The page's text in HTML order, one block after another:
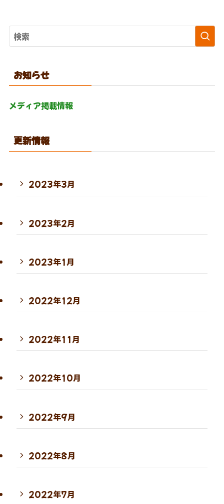
お知らせ
メディア掲載情報
更新情報
2023年3月
2023年2月
2023年1月
2022年12月
2022年11月
2022年10月
2022年9月
2022年8月
2022年7月